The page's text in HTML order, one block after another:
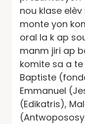
nou klase
monte yon
oral la k ap
manm jiri ap
komite sa a
Baptiste
Emmanuel
(Edikatris),